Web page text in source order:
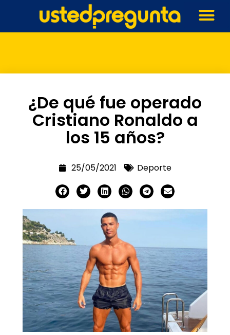
¿De qué fue operado
Cristiano Ronaldo a
los 15 años?
25/05/2021 Deporte